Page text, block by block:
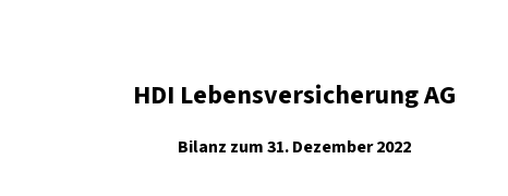
HDI Lebensversicherung AG
Bilanz zum 31. Dezember 2022